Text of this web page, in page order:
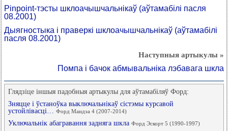
Pinpoint-тэсты шклоачышчальнікаў (аўтамабілі пасля
08.2001)
Дыягностыка і праверкі шклоачышчальнікаў (аўтамабілі
пасля 08.2001)
Наступныя артыкулы »
Помпа і бачок абмывальніка лэбавага шкла
Глядзіце іншыя падобныя артыкулы для аўтамабіляў Форд:
Зняцце і ўстаноўка выключальнікаў сістэмы курсавой
устойлівасці… Форд Мандэа 4 (2007-2014)
Уключальнік абагравання задняга шкла Форд Эскорт 5 (1990-1997)